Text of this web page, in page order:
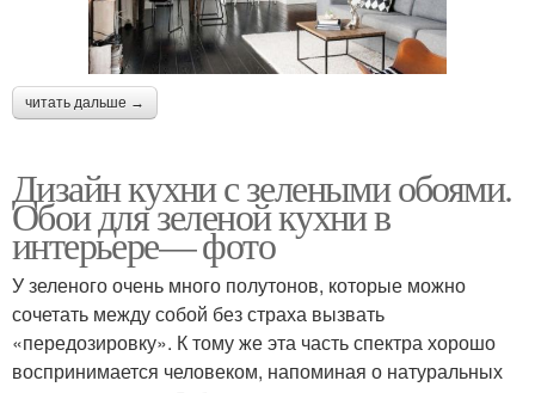
читать дальше →
Дизайн кухни с зелеными обоями.
Обои для зеленой кухни в
интерьере— фото
У зеленого очень много полутонов, которые можно
сочетать между собой без страха вызвать
«передозировку». К тому же эта часть спектра хорошо
воспринимается человеком, напоминая о натуральных